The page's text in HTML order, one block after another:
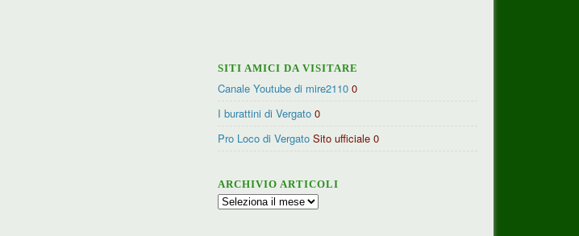
SITI AMICI DA VISITARE
Canale Youtube di mire2110 0
I burattini di Vergato 0
Pro Loco di Vergato Sito ufficiale 0
ARCHIVIO ARTICOLI
Archivio